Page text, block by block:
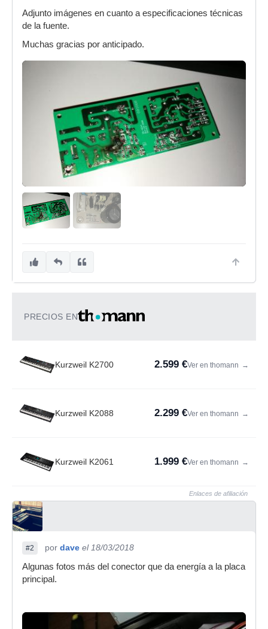
Adjunto imágenes en cuanto a especificaciones técnicas
de la fuente.
Muchas gracias por anticipado.
PRECIOS EN
Kurzweil K2700 2.599 €Ver en thomann →
Kurzweil K2088 2.299 €Ver en thomann →
Kurzweil K2061 1.999 €Ver en thomann →
Enlaces de afiliación
#2 por dave el 18/03/2018
Algunas fotos más del conector que da energía a la placa
principal.